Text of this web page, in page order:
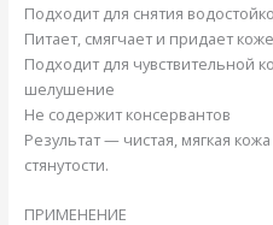
Подходит для снятия
Питает, смягчает и придает
Подходит для чувствительной
шелушение
Не содержит консервантов
Результат — чистая, мягкая
стянутости.
ПРИМЕНЕНИЕ